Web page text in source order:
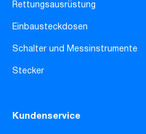
Rettungsausrüstung
Einbausteckdosen
Schalter und Messinstrumente
Stecker
Kundenservice